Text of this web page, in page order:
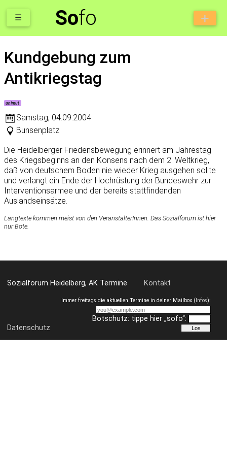
Sofo
☰
Kundgebung zum
Antikriegstag
unimut
Samstag, 04.09.2004
Bunsenplatz
Die Heidelberger Friedensbewegung erinnert am Jahrestag
des Kriegsbeginns an den Konsens nach dem 2. Weltkrieg,
daß von deutschem Boden nie wieder Krieg ausgehen sollte
und verlangt ein Ende der Hochrüstung der Bundeswehr zur
Interventionsarmee und der bereits stattfindenden
Auslandseinsätze.
Langtexte kommen meist von den VeranstalterInnen. Das Sozialforum ist hier
nur Bote.
Sozialforum Heidelberg, AK Termine Kontakt
Datenschutz
Immer freitags die aktuellen Termine in deiner Mailbox (Infos):
Botschutz: tippe hier „sofo“: